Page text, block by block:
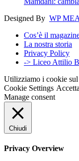
Designed By WP
Cos’è il
La nostra storia
Privacy Policy
-> Liceo Attilio
Utilizziamo i cookie sul
Cookie Settings Accetta
Manage consent
Chiudi
Privacy Overview